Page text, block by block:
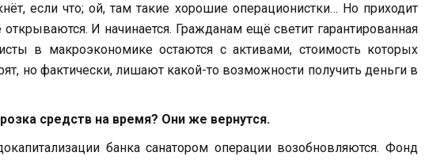
если что; ой, там такие хорошие операционистки… Но приходит
И начинается. Гражданам ещё светит гарантированная
в макроэкономике остаются с активами, стоимость которых
но фактически, лишают какой-то возможности получить деньги в
средств на время? Они же вернутся.
банка санатором операции возобновляются. Фонд